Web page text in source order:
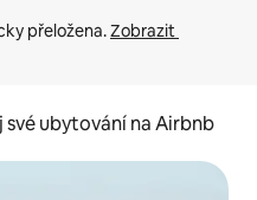
přeložena. Zobrazit
své ubytování na Airbnb